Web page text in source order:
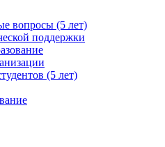
вопросы (5 лет)
поддержки
(5 лет)